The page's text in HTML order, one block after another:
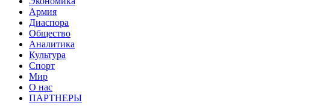
Армия
Диаспора
Общество
Аналитика
Культура
Спорт
Мир
О нас
ПАРТНЕРЫ